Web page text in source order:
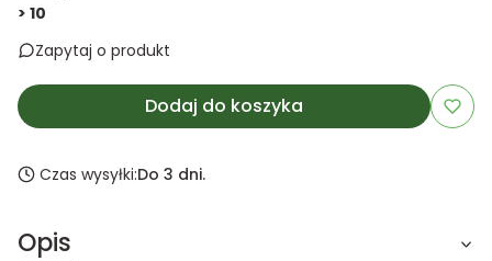
> 10
Zapytaj o produkt
Dodaj do koszyka
Czas wysyłki:Do 3 dni.
Opis